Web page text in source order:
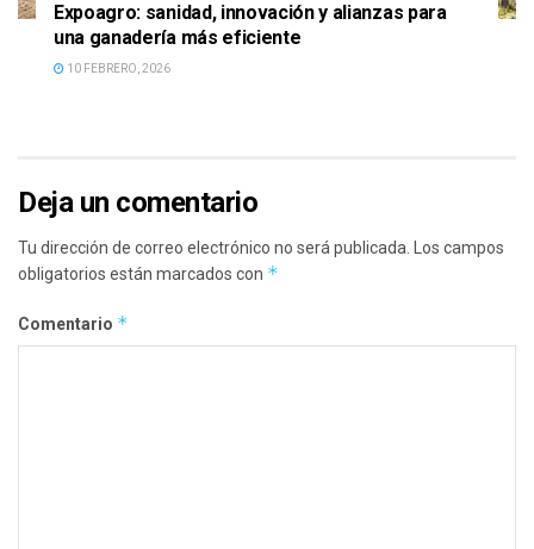
Expoagro: sanidad, innovación y alianzas para
una ganadería más eficiente
10 FEBRERO, 2026
Deja un comentario
Tu dirección de correo electrónico no será publicada.
Los campos
obligatorios están marcados con *
Comentario *